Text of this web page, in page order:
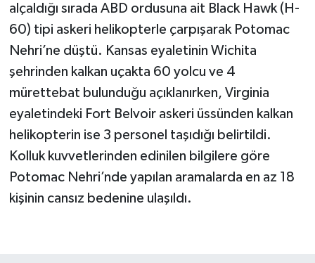
alçaldığı sırada ABD ordusuna ait Black Hawk (H-
60) tipi askeri helikopterle çarpışarak Potomac
Nehri’ne düştü. Kansas eyaletinin Wichita
şehrinden kalkan uçakta 60 yolcu ve 4
mürettebat bulunduğu açıklanırken, Virginia
eyaletindeki Fort Belvoir askeri üssünden kalkan
helikopterin ise 3 personel taşıdığı belirtildi.
Kolluk kuvvetlerinden edinilen bilgilere göre
Potomac Nehri’nde yapılan aramalarda en az 18
kişinin cansız bedenine ulaşıldı.